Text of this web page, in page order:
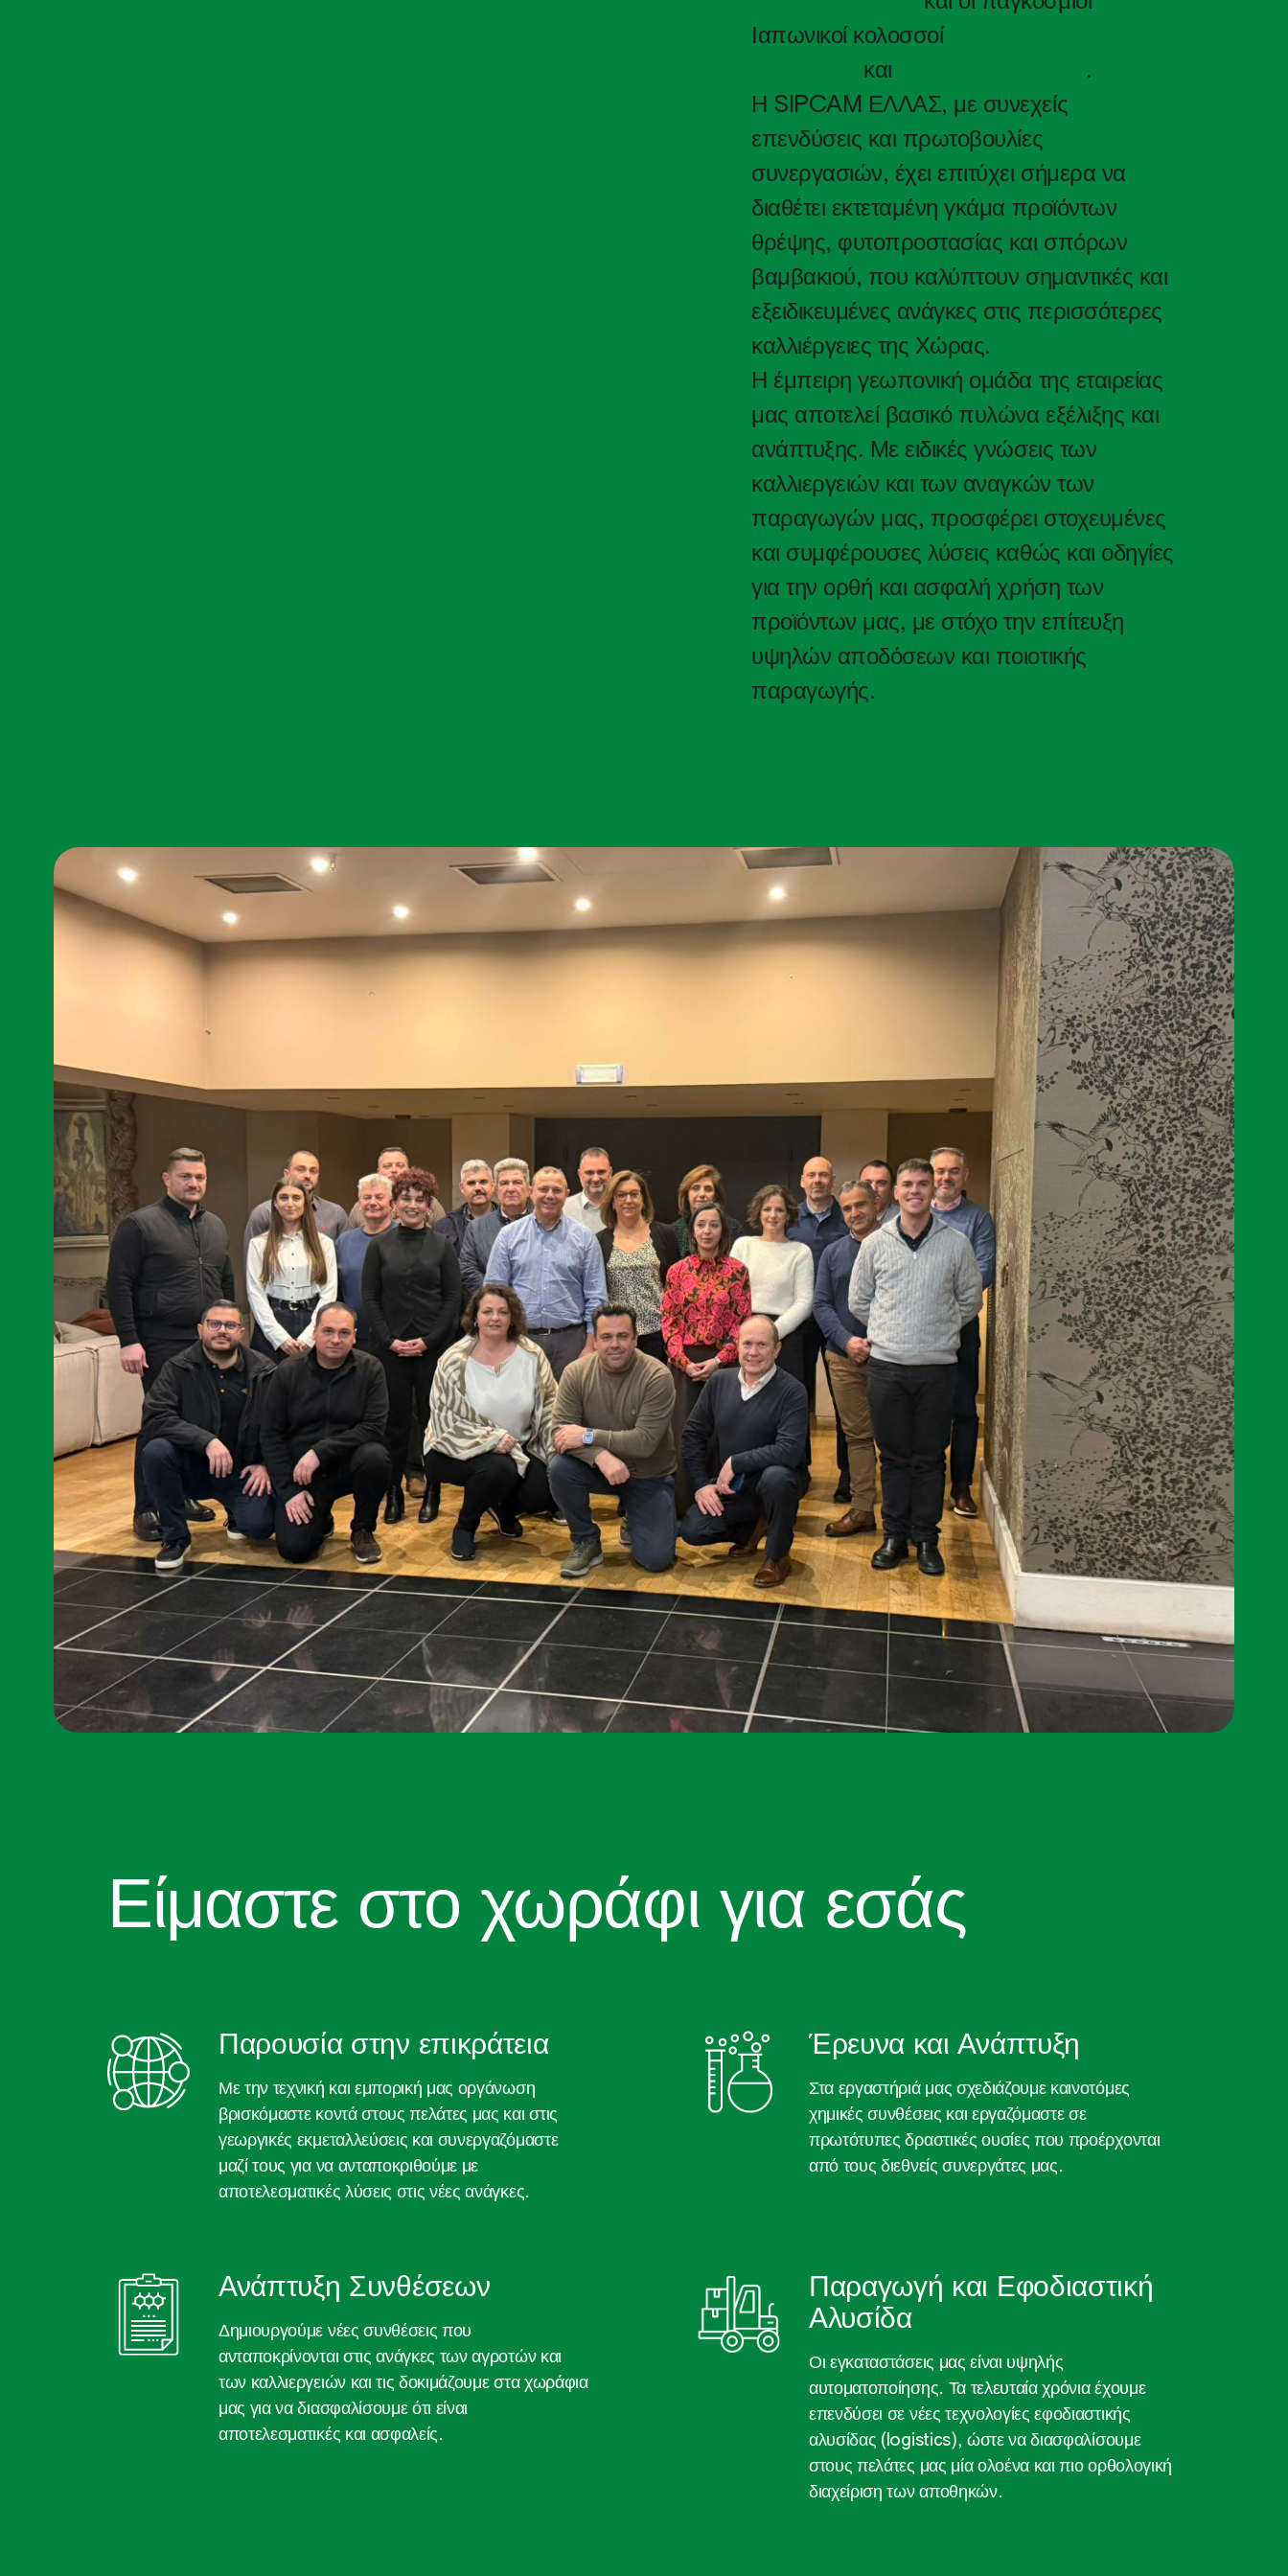
Ιαπωνικοί κολοσσοί
και
.
Η SIPCAM ΕΛΛΑΣ, με συνεχείς
επενδύσεις και πρωτοβουλίες
συνεργασιών, έχει επιτύχει σήμερα να
διαθέτει εκτεταμένη γκάμα προϊόντων
θρέψης, φυτοπροστασίας και σπόρων
βαμβακιού, που καλύπτουν σημαντικές και
εξειδικευμένες ανάγκες στις περισσότερες
καλλιέργειες της Χώρας.
Η έμπειρη γεωπονική ομάδα της εταιρείας
μας αποτελεί βασικό πυλώνα εξέλιξης και
ανάπτυξης. Με ειδικές γνώσεις των
καλλιεργειών και των αναγκών των
παραγωγών μας, προσφέρει στοχευμένες
και συμφέρουσες λύσεις καθώς και οδηγίες
για την ορθή και ασφαλή χρήση των
προϊόντων μας, με στόχο την επίτευξη
υψηλών αποδόσεων και ποιοτικής
παραγωγής.
Είμαστε στο χωράφι για εσάς
Παρουσία στην επικράτεια
Με την τεχνική και εμπορική μας οργάνωση
βρισκόμαστε κοντά στους πελάτες μας και στις
γεωργικές εκμεταλλεύσεις και συνεργαζόμαστε
μαζί τους για να ανταποκριθούμε με
αποτελεσματικές λύσεις στις νέες ανάγκες.
Έρευνα και Ανάπτυξη
Στα εργαστήριά μας σχεδιάζουμε καινοτόμες
χημικές συνθέσεις και εργαζόμαστε σε
πρωτότυπες δραστικές ουσίες που προέρχονται
από τους διεθνείς συνεργάτες μας.
Ανάπτυξη Συνθέσεων
Δημιουργούμε νέες συνθέσεις που
ανταποκρίνονται στις ανάγκες των αγροτών και
των καλλιεργειών και τις δοκιμάζουμε στα χωράφια
μας για να διασφαλίσουμε ότι είναι
αποτελεσματικές και ασφαλείς.
Παραγωγή και Εφοδιαστική
Αλυσίδα
Οι εγκαταστάσεις μας είναι υψηλής
αυτοματοποίησης. Τα τελευταία χρόνια έχουμε
επενδύσει σε νέες τεχνολογίες εφοδιαστικής
αλυσίδας (logistics), ώστε να διασφαλίσουμε
στους πελάτες μας μία ολοένα και πιο ορθολογική
διαχείριση των αποθηκών.